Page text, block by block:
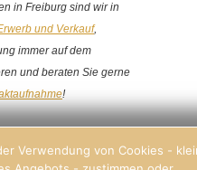
in Freiburg sind wir in
und Verkauf,
immer auf dem
und beraten Sie gerne
!
Verwendung von Cookies -